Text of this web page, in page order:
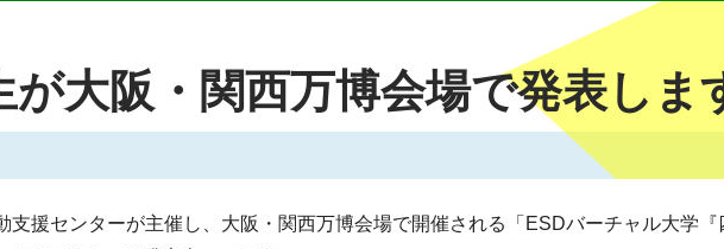
が大阪・関西万博会場で発表しま
支援センターが主催し、大阪・関西万博会場で開催される「ESDバーチャル大学『